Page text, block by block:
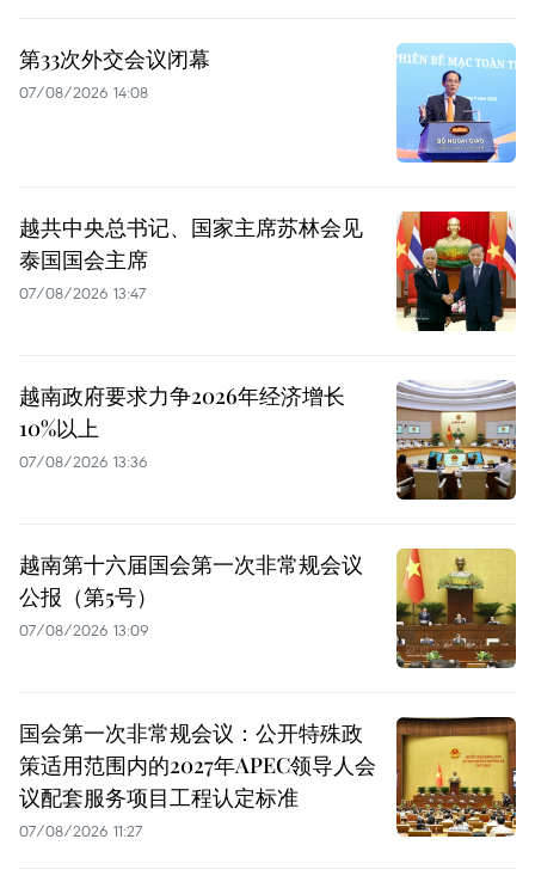
第33次外交会议闭幕
07/08/2026 14:08
越共中央总书记、国家主席苏林会见
泰国国会主席
07/08/2026 13:47
越南政府要求力争2026年经济增长
10%以上
07/08/2026 13:36
越南第十六届国会第一次非常规会议
公报（第5号）
07/08/2026 13:09
国会第一次非常规会议：公开特殊政
策适用范围内的2027年APEC领导人会
议配套服务项目工程认定标准
07/08/2026 11:27